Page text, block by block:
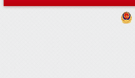
关